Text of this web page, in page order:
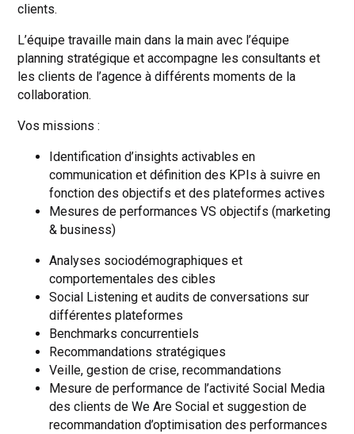
clients.
L’équipe travaille main dans la main avec l’équipe
planning stratégique et accompagne les consultants et
les clients de l’agence à différents moments de la
collaboration.
Vos missions :
Identification d’insights activables en
communication et définition des KPIs à suivre en
fonction des objectifs et des plateformes actives
Mesures de performances VS objectifs (marketing
& business)
Analyses sociodémographiques et
comportementales des cibles
Social Listening et audits de conversations sur
différentes plateformes
Benchmarks concurrentiels
Recommandations stratégiques
Veille, gestion de crise, recommandations
Mesure de performance de l’activité Social Media
des clients de We Are Social et suggestion de
recommandation d’optimisation des performances